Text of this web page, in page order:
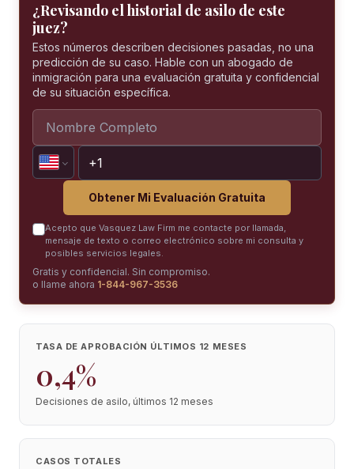
¿Revisando el historial de asilo de este
juez?
Estos números describen decisiones pasadas, no una
predicción de su caso. Hable con un abogado de
inmigración para una evaluación gratuita y confidencial
de su situación específica.
Obtener Mi Evaluación Gratuita
Acepto que Vasquez Law Firm me contacte por llamada,
mensaje de texto o correo electrónico sobre mi consulta y
posibles servicios legales.
Gratis y confidencial. Sin compromiso.
o llame ahora 1-844-967-3536
TASA DE APROBACIÓN ÚLTIMOS 12 MESES
0,4%
Decisiones de asilo, últimos 12 meses
CASOS TOTALES